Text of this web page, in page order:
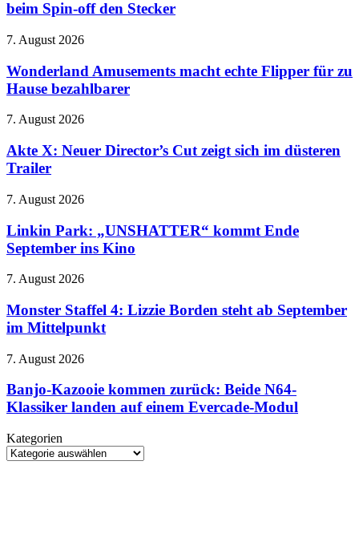
Prada
–
randaliert
wieder
im
gestrichen:
zieht
Spin-
off
Stecker
beim Spin-off den Stecker
Wonderland
macht
echte
Flipper
zu
bezahlbarer
7. August 2026
Wonderland Amusements macht echte Flipper für zu
Hause bezahlbarer
Akte
Neuer
Director’s
Cut
sich
düsteren
Trailer
7. August 2026
Akte X: Neuer Director’s Cut zeigt sich im düsteren
Trailer
Linkin
„UNSHATTER“
kommt
Ende
ins
7. August 2026
Linkin Park: „UNSHATTER“ kommt Ende
September ins Kino
Monster
4:
Lizzie
Borden
ab
im
Mittelpunkt
7. August 2026
Monster Staffel 4: Lizzie Borden steht ab September
im Mittelpunkt
Banjo-
kommen
zurück:
Beide
Klassiker
landen
7. August 2026
Banjo-Kazooie kommen zurück: Beide N64-
Klassiker landen auf einem Evercade-Modul
Kategorien
Kategorien